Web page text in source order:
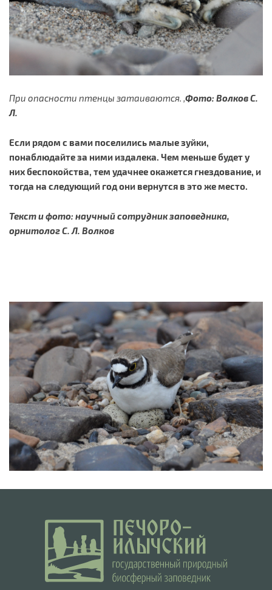
При опасности птенцы затаиваются. ,Фото: Волков С.
Л.
Если рядом с вами поселились малые зуйки,
понаблюдайте за ними издалека. Чем меньше будет у
них беспокойства, тем удачнее окажется гнездование, и
тогда на следующий год они вернутся в это же место.
Текст и фото: научный сотрудник заповедника,
орнитолог С. Л. Волков